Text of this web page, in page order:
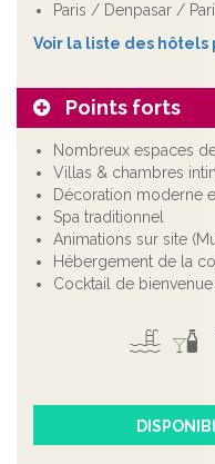
Paris / Denpasar /
Voir la liste des hôtels
Points forts
Nombreux espaces
Villas & chambres
Décoration moderne
Spa traditionnel
Animations sur site
Hébergement de la
Cocktail de bienvenue